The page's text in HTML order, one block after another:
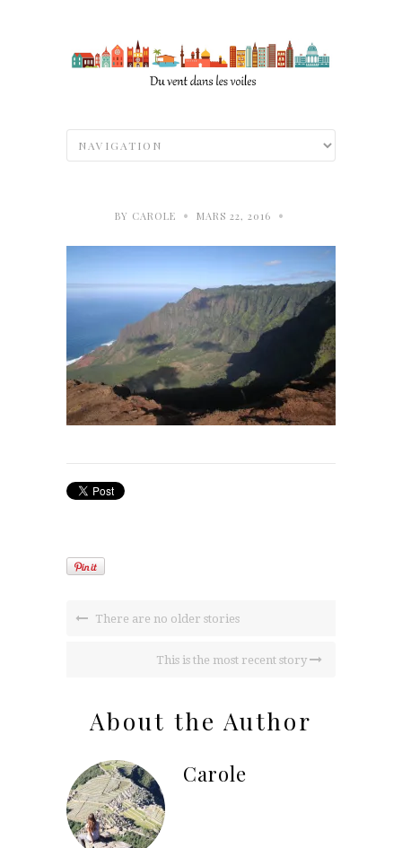
BY CAROLE • MARS 22, 2016 •
There are no older stories
This is the most recent story
About the Author
Carole